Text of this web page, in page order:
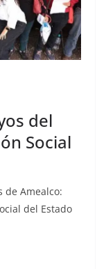
del
Social
de Amealco:
del Estado